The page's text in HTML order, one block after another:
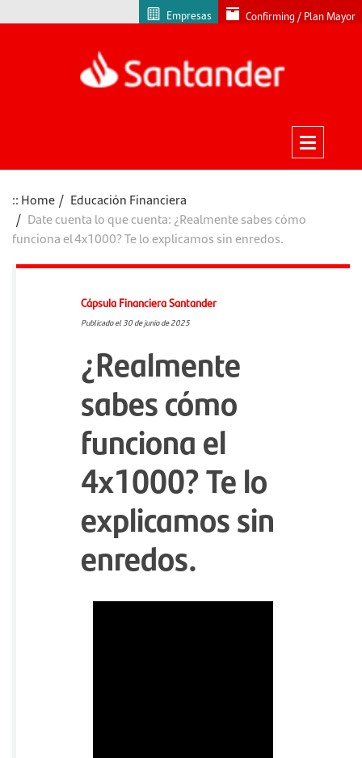
Empresas Confirming / Plan Mayor
Home
Educación Financiera
Date cuenta lo que cuenta: ¿Realmente sabes cómo
funciona el 4x1000? Te lo explicamos sin enredos.
Cápsula Financiera Santander
Publicado el 30 de junio de 2025
¿Realmente
sabes cómo
funciona el
4x1000? Te lo
explicamos sin
enredos.